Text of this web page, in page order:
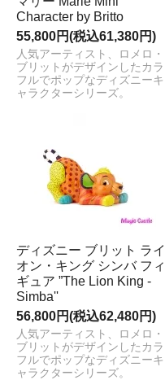
Character by Britto
55,800円(税込61,380円)
人気アーティスト、ロメロ・
ブリットがデザインしたカラ
フルでポップなディズニーキ
ャラクターシリーズ。
ディズニー ブリット ライ
オン・キング シンバ フィ
ギュア ”The Lion King -
Simba''
56,800円(税込62,480円)
人気アーティスト、ロメロ・
ブリットがデザインしたカラ
フルでポップなディズニーキ
ャラクターシリーズ。